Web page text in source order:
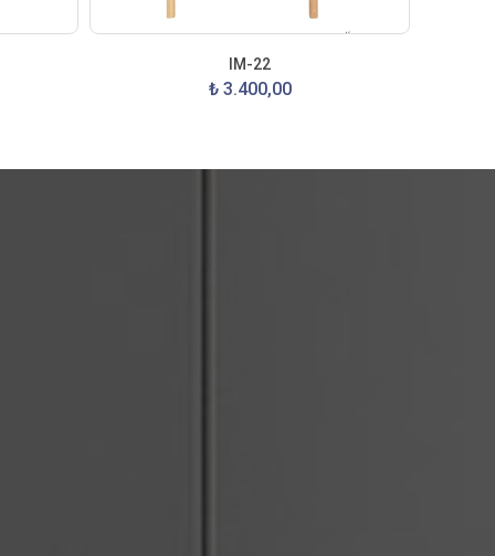
IM-22
₺ 3.400,00